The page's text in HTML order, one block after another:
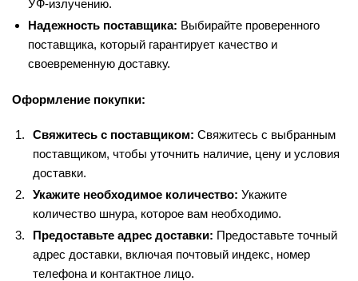
УФ-излучению.
Надежность поставщика: Выбирайте проверенного
поставщика, который гарантирует качество и
своевременную доставку.
Оформление покупки:
Свяжитесь с поставщиком: Свяжитесь с выбранным
поставщиком, чтобы уточнить наличие, цену и условия
доставки.
Укажите необходимое количество: Укажите
количество шнура, которое вам необходимо.
Предоставьте адрес доставки: Предоставьте точный
адрес доставки, включая почтовый индекс, номер
телефона и контактное лицо.